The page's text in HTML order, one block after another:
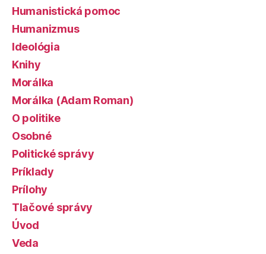
Humanistická pomoc
Humanizmus
Ideológia
Knihy
Morálka
Morálka (Adam Roman)
O politike
Osobné
Politické správy
Príklady
Prílohy
Tlačové správy
Úvod
Veda